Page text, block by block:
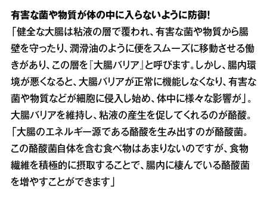
有害な菌や物質が体の中に入らないように防御！
「健全な大腸は粘液の層で覆われ、有害な菌や物質から腸
壁を守ったり、潤滑油のように便をスムーズに移動させる働
きがあり、この層を『大腸バリア』と呼びます。しかし、腸内環
境が悪くなると、大腸バリアが正常に機能しなくなり、有害な
菌や物質などが細胞に侵入し始め、体中に様々な影響が」。
大腸バリアを維持し、粘液の産生を促してくれるのが酪酸。
「大腸のエネルギー源である酪酸を生み出すのが酪酸菌。
この酪酸菌自体を含む食べ物はあまりないのですが、食物
繊維を積極的に摂取することで、腸内に棲んでいる酪酸菌
を増やすことができます」